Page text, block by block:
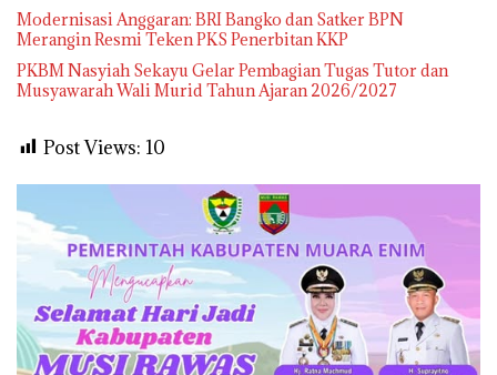
Modernisasi Anggaran: BRI Bangko dan Satker BPN
Merangin Resmi Teken PKS Penerbitan KKP
PKBM Nasyiah Sekayu Gelar Pembagian Tugas Tutor dan
Musyawarah Wali Murid Tahun Ajaran 2026/2027
Post Views: 10